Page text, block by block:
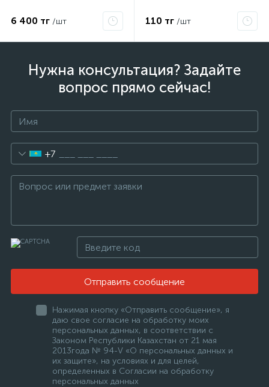
6 400 тг /шт 110 тг /шт
Нужна консультация? Задайте
вопрос прямо сейчас!
+7
Отправить сообщение
Нажимая кнопку «Отправить сообщение», я
даю свое согласие на обработку моих
персональных данных, в соответствии с
Законом Республики Казахстан от 21 мая
2013года № 94-V «О персональных данных и
их защите», на условиях и для целей,
определенных в Согласии на обработку
персональных данных